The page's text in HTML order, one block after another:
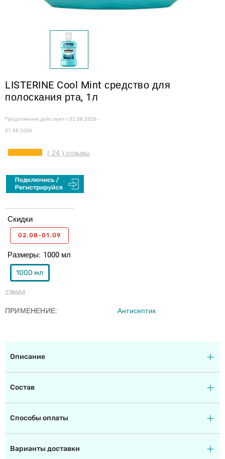
LISTERINE Cool Mint средство для
полоскания рта, 1л
Предложение действует с02.08.2026 -
01.09.2026
( 24 ) отзывы
238684
Размеры 1000 мл
1000 мл
Скидки
02.08-01.09
ПРИМЕНЕНИЕ Антисептик
Описание
Состав
Способы оплаты
Варианты доставки